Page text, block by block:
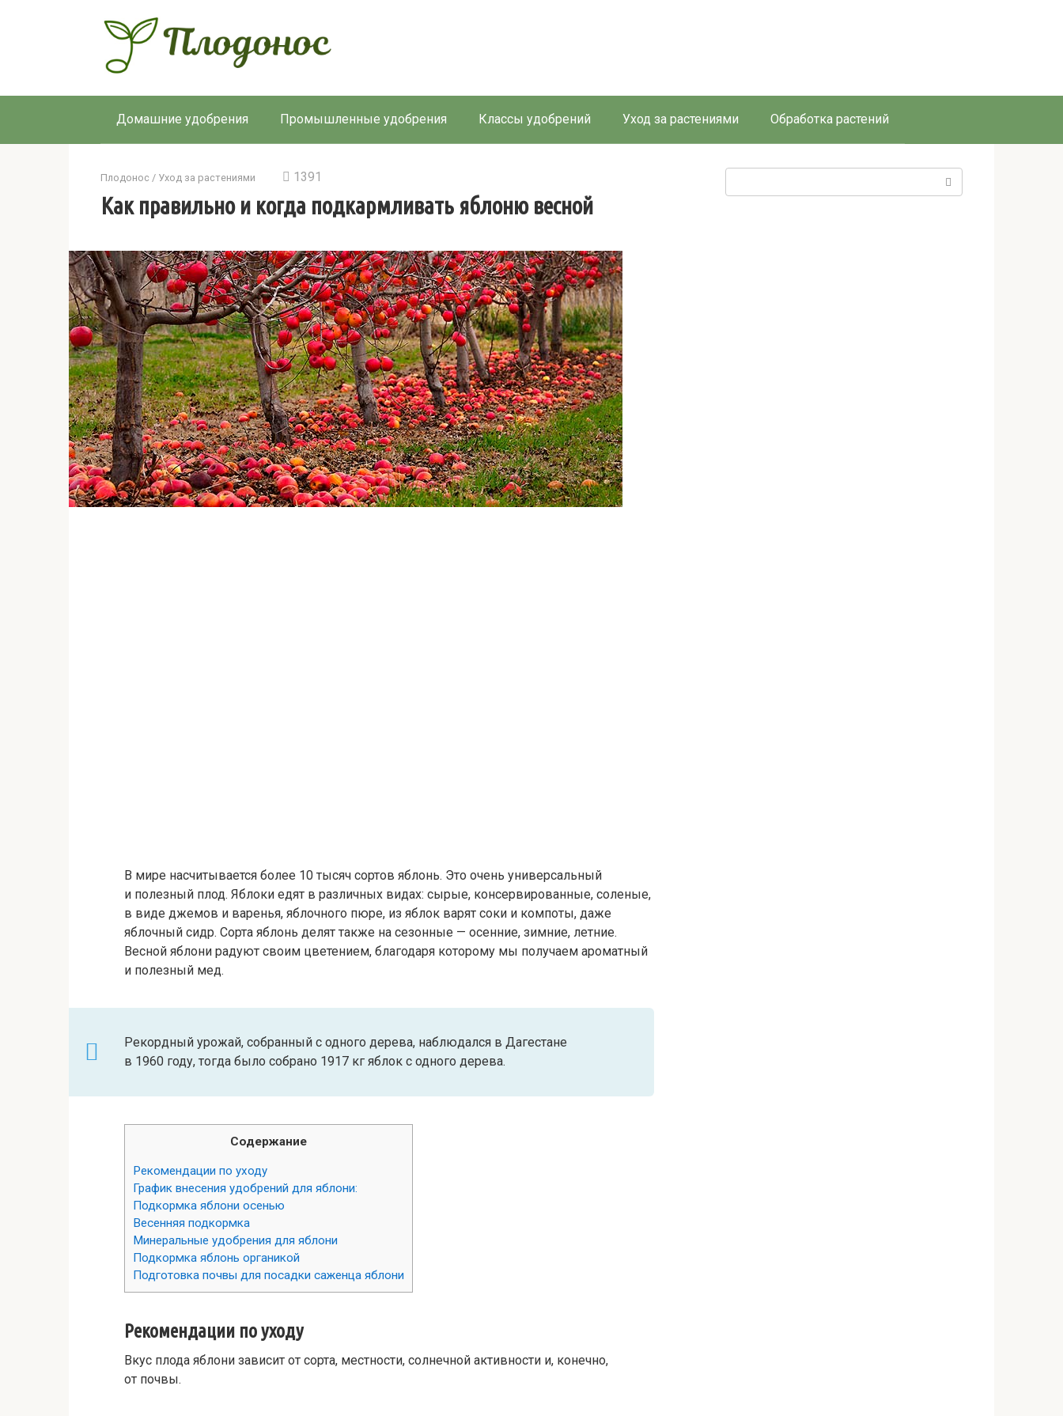
Домашние удобрения Промышленные удобрения Классы удобрений Уход за растениями Обработка растений
Плодонос / Уход за растениями 1391
Как правильно и когда подкармливать яблоню весной
В мире насчитывается более 10 тысяч сортов яблонь. Это очень универсальный
и полезный плод. Яблоки едят в различных видах: сырые, консервированные, соленые,
в виде джемов и варенья, яблочного пюре, из яблок варят соки и компоты, даже
яблочный сидр. Сорта яблонь делят также на сезонные — осенние, зимние, летние.
Весной яблони радуют своим цветением, благодаря которому мы получаем ароматный
и полезный мед.
Рекордный урожай, собранный с одного дерева, наблюдался в Дагестане
в 1960 году, тогда было собрано 1917 кг яблок с одного дерева.
Содержание
Рекомендации по уходу
График внесения удобрений для яблони:
Подкормка яблони осенью
Весенняя подкормка
Минеральные удобрения для яблони
Подкормка яблонь органикой
Подготовка почвы для посадки саженца яблони
Рекомендации по уходу
Вкус плода яблони зависит от сорта, местности, солнечной активности и, конечно,
от почвы.